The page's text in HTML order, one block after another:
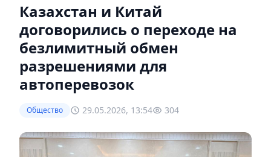
Казахстан и Китай
договорились о переходе на
безлимитный обмен
разрешениями для
автоперевозок
Общество 29.05.2026, 13:54 304